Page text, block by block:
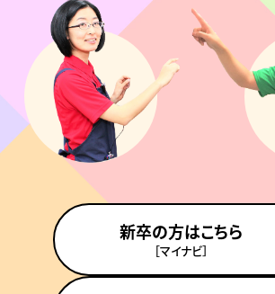
新卒の方はこちら
［マイナビ］